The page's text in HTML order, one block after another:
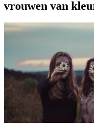
vrouwen van